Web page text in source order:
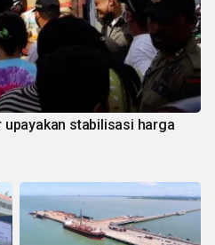
upayakan stabilisasi harga